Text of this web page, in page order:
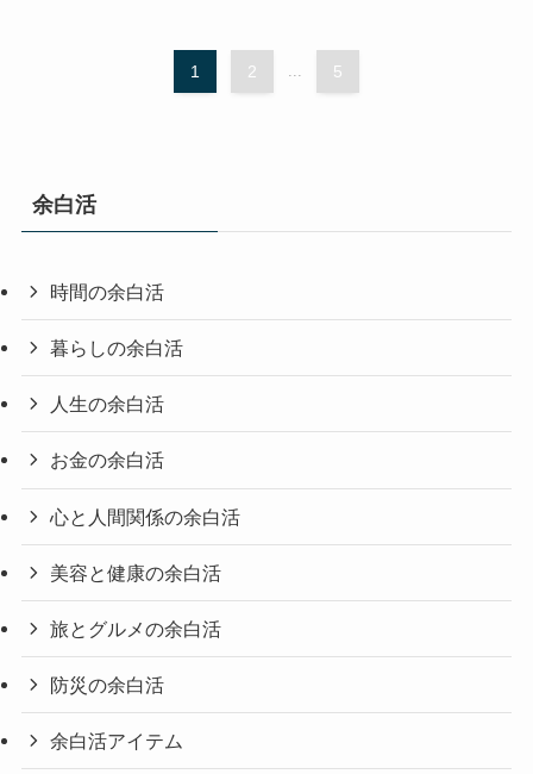
1 2 ... 5
余白活
時間の余白活
暮らしの余白活
人生の余白活
お金の余白活
心と人間関係の余白活
美容と健康の余白活
旅とグルメの余白活
防災の余白活
余白活アイテム